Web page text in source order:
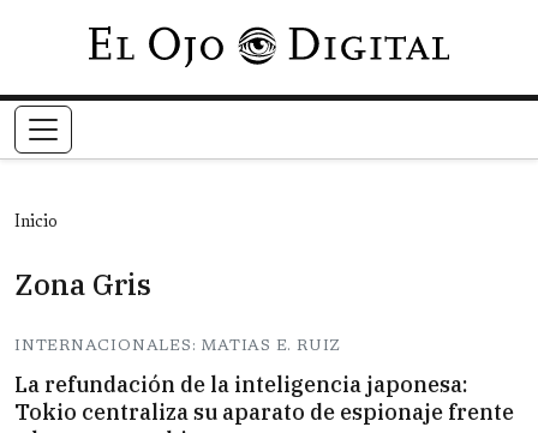
Pasar al contenido principal
Inicio
Zona Gris
INTERNACIONALES: MATIAS E. RUIZ
La refundación de la inteligencia japonesa:
Tokio centraliza su aparato de espionaje frente